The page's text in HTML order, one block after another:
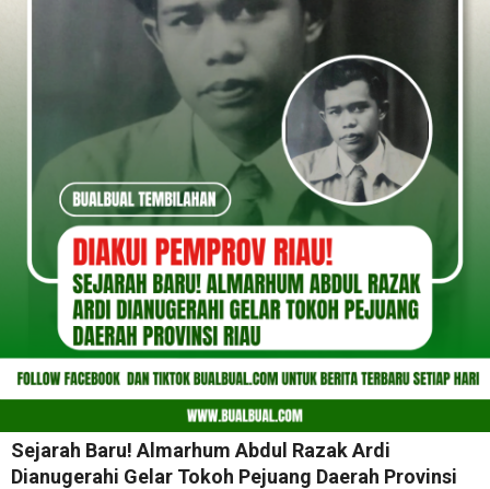
Sejarah Baru! Almarhum Abdul Razak Ardi
Dianugerahi Gelar Tokoh Pejuang Daerah Provinsi